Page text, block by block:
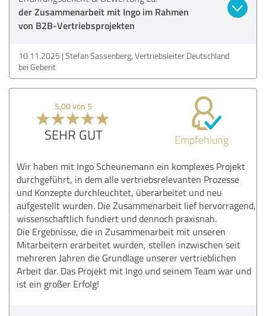
der Zusammenarbeit mit Ingo im Rahmen
von B2B-Vertriebsprojekten
10.11.2025 Stefan Sassenberg, Vertriebsleiter Deutschland
bei Geberit
5,00 von 5
SEHR GUT Empfehlung
Wir haben mit Ingo Scheunemann ein komplexes Projekt
durchgeführt, in dem alle vertriebsrelevanten Prozesse
und Konzepte durchleuchtet, überarbeitet und neu
aufgestellt wurden. Die Zusammenarbeit lief hervorragend,
wissenschaftlich fundiert und dennoch praxisnah.
Die Ergebnisse, die in Zusammenarbeit mit unseren
Mitarbeitern erarbeitet wurden, stellen inzwischen seit
mehreren Jahren die Grundlage unserer vertrieblichen
Arbeit dar. Das Projekt mit Ingo und seinem Team war und
ist ein großer Erfolg!